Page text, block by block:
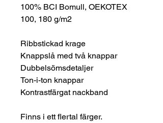
100% BCI Bomull, OEKOTEX
100, 180 g/m2
Ribbstickad krage
Knappslå med två knappar
Dubbelsömsdetaljer
Ton-i-ton knappar
Kontrastfärgat nackband
Finns i ett flertal färger.